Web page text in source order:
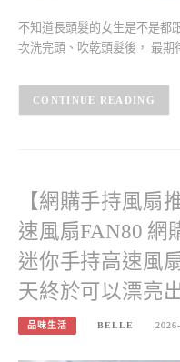
不知道長頭髮的女生是不是都
次洗完頭、吹乾頭髮後， 最期
CONTINUE READING
【網購手持風扇
速風扇FAN80 網
迷你手持高速風
天終於可以漂亮
品味生活 BELLE